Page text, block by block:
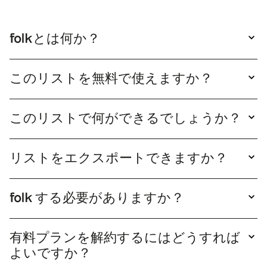
folkとは何か？
ールと連携し、使いやすいfolk 。
このリストを無料で使えますか？
「リストを見る」をクリックして開けば、内容を
確認できます。このリストを自分専用にしたい場
合は、「複製」をクリックするだけで、直接編集
可能な編集用バージョンが作成されます。
このリストで何ができるでしょうか？
の後、これらの関係をパイプラインで簡単に追跡
できます。
リストをエクスポートできますか？
トできます。リストを複製し、エクスポートをク
リックするだけです。
folk する必要がありますか？
folk を作成する必要があります。
有料プランを解約するにはどうすれば
よいですか？